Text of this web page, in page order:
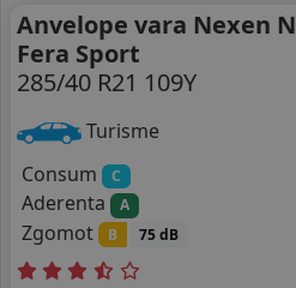
Anvelope vara Nexen N
Fera Sport
285/40 R21 109Y
Turisme
Consum
C
Aderenta A
Zgomot B 75 dB